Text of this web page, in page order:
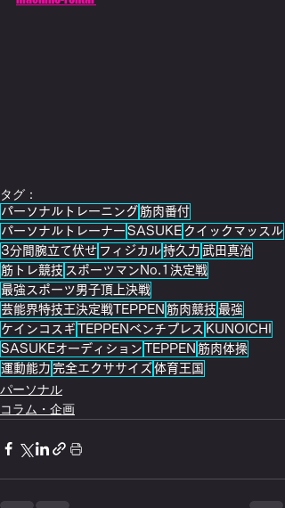
タグ：
パーソナルトレーニング筋肉番付
パーソナルトレーナー SASUKE クイックマッスル
3分間腕立て伏せ フィジカル持久力 武田真治
筋トレ競技 スポーツマンNo.1決定戦
最強スポーツ男子頂上決戦
芸能界特技王決定戦TEPPEN 筋肉競技 最強
ケインコスギ TEPPENベンチプレス KUNOICHI
SASUKEオーディション TEPPEN 筋肉体操
運動能力 完全エクササイズ体育王国
パーソナル
コラム・企画